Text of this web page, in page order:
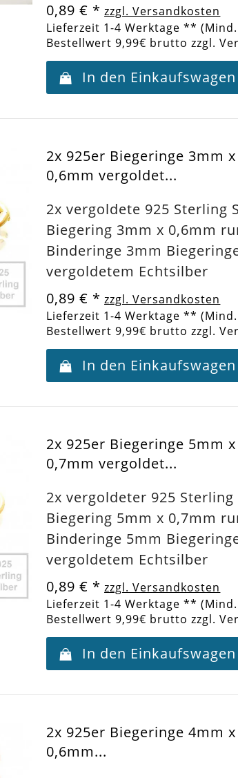
0,89 € * zzgl. Versandkosten
Lieferzeit 1-4 Werktage ** (Mind.
Bestellwert 9,99€ brutto zzgl.
In den Einkaufswagen
2x 925er Biegeringe 3mm x
0,6mm vergoldet...
2x vergoldete 925 Sterling
Biegering 3mm x 0,6mm
Binderinge 3mm
vergoldetem Echtsilber
0,89 € * zzgl. Versandkosten
Lieferzeit 1-4 Werktage ** (Mind.
Bestellwert 9,99€ brutto zzgl.
In den Einkaufswagen
2x 925er Biegeringe 5mm x
0,7mm vergoldet...
2x vergoldeter 925 Sterling
Biegering 5mm x 0,7mm
Binderinge 5mm
vergoldetem Echtsilber
0,89 € * zzgl. Versandkosten
Lieferzeit 1-4 Werktage ** (Mind.
Bestellwert 9,99€ brutto zzgl.
In den Einkaufswagen
2x 925er Biegeringe 4mm x
0,6mm...